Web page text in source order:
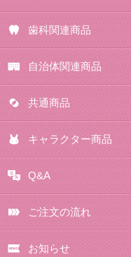
歯科関連商品
自治体関連商品
共通商品
キャラクター商品
Q&A
ご注文の流れ
お知らせ